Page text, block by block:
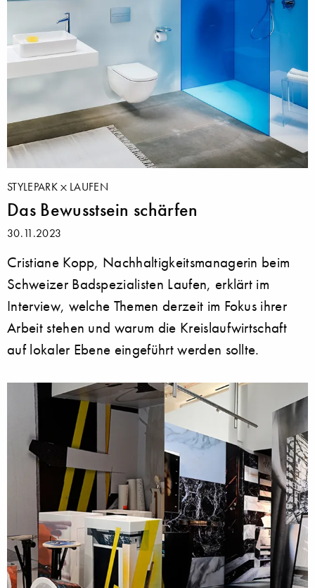
STYLEPARK LAUFEN
Das Bewusstsein schärfen
30.11.2023
Cristiane Kopp, Nachhaltigkeitsmanagerin beim
Schweizer Badspezialisten Laufen, erklärt im
Interview, welche Themen derzeit im Fokus ihrer
Arbeit stehen und warum die Kreislaufwirtschaft
auf lokaler Ebene eingeführt werden sollte.